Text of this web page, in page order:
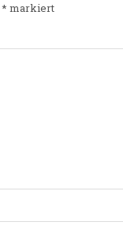
* markiert